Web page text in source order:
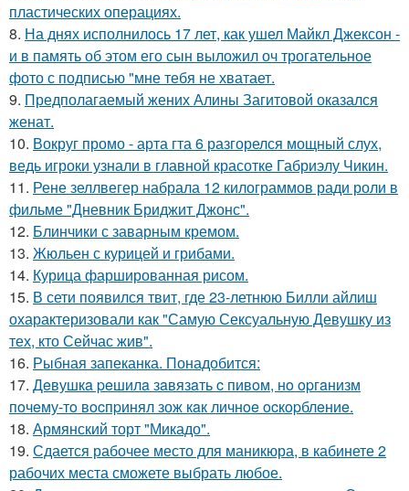
пластических операциях.
8. На днях исполнилось 17 лет, как ушел Майкл Джексон -
и в память об этом его сын выложил оч трогательное
фото с подписью "мне тебя не хватает.
9. Предполагаемый жених Алины Загитовой оказался
женат.
10. Вокруг промо - арта гта 6 разгорелся мощный слух,
ведь игроки узнали в главной красотке Габриэлу Чикин.
11. Рене зеллвегер набрала 12 килограммов ради роли в
фильме "Дневник Бриджит Джонс".
12. Блинчики с заварным кремом.
13. Жюльен с курицей и грибами.
14. Курица фаршированная рисом.
15. В сети появился твит, где 23-летнюю Билли айлиш
охарактеризовали как "Самую Сексуальную Девушку из
тех, кто Сейчас жив".
16. Рыбная запеканка. Понадобится:
17. Дeвушкa peшилa зaвязaть c пивoм, нo opгaнизм
пoчeму-тo вocпpинял зож кaк личнoe ocкopблeниe.
18. Армянский торт "Микадо".
19. Сдается рабочее место для маникюра, в кабинете 2
рабочих места сможете выбрать любое.